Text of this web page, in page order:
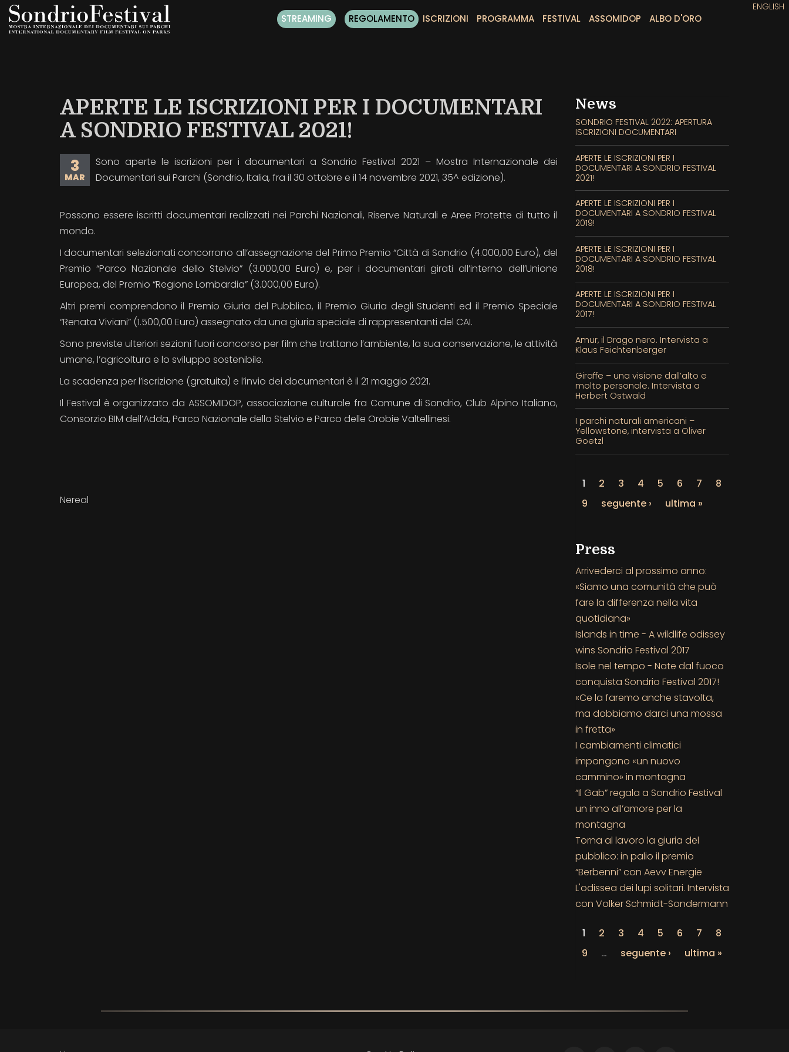
Salta
STREAMING REGOLAMENTO ISCRIZIONI PROGRAMMA FESTIVAL ASSOMIDOP ALBO D'ORO
ENGLISH
APERTE LE ISCRIZIONI PER I DOCUMENTARI
A SONDRIO FESTIVAL 2021!
3
MAR
Sono aperte le iscrizioni per i documentari a Sondrio Festival 2021 – Mostra Internazionale dei
Documentari sui Parchi (Sondrio, Italia, fra il 30 ottobre e il 14 novembre 2021, 35^ edizione).
Possono essere iscritti documentari realizzati nei Parchi Nazionali, Riserve Naturali e Aree Protette di tutto il
mondo.
I documentari selezionati concorrono all’assegnazione del Primo Premio “Città di Sondrio (4.000,00 Euro), del
Premio “Parco Nazionale dello Stelvio” (3.000,00 Euro) e, per i documentari girati all’interno dell’Unione
Europea, del Premio “Regione Lombardia” (3.000,00 Euro).
Altri premi comprendono il Premio Giuria del Pubblico, il Premio Giuria degli Studenti ed il Premio Speciale
“Renata Viviani” (1.500,00 Euro) assegnato da una giuria speciale di rappresentanti del CAI.
Sono previste ulteriori sezioni fuori concorso per film che trattano l’ambiente, la sua conservazione, le attività
umane, l’agricoltura e lo sviluppo sostenibile.
La scadenza per l’iscrizione (gratuita) e l’invio dei documentari è il 21 maggio 2021.
Il Festival è organizzato da ASSOMIDOP, associazione culturale fra Comune di Sondrio, Club Alpino Italiano,
Consorzio BIM dell’Adda, Parco Nazionale dello Stelvio e Parco delle Orobie Valtellinesi.
Nereal
News
SONDRIO FESTIVAL 2022: APERTURA
ISCRIZIONI DOCUMENTARI
APERTE LE ISCRIZIONI PER I
DOCUMENTARI A SONDRIO FESTIVAL
2021!
APERTE LE ISCRIZIONI PER I
DOCUMENTARI A SONDRIO FESTIVAL
2019!
APERTE LE ISCRIZIONI PER I
DOCUMENTARI A SONDRIO FESTIVAL
2018!
APERTE LE ISCRIZIONI PER I
DOCUMENTARI A SONDRIO FESTIVAL
2017!
Amur, il Drago nero. Intervista a
Klaus Feichtenberger
Giraffe – una visione dall’alto e
molto personale. Intervista a
Herbert Ostwald
I parchi naturali americani –
Yellowstone, intervista a Oliver
Goetzl
1 2 3 4 5 6 7
8
9
seguente › ultima »
Press
Arrivederci al prossimo anno:
«Siamo una comunità che può
fare la differenza nella vita
quotidiana»
Islands in time - A wildlife odissey
wins Sondrio Festival 2017
Isole nel tempo - Nate dal fuoco
conquista Sondrio Festival 2017!
«Ce la faremo anche stavolta,
ma dobbiamo darci una mossa
in fretta»
I cambiamenti climatici
impongono «un nuovo
cammino» in montagna
“Il Gab” regala a Sondrio Festival
un inno all’amore per la
montagna
Torna al lavoro la giuria del
pubblico: in palio il premio
“Berbenni” con Aevv Energie
L'odissea dei lupi solitari. Intervista
con Volker Schmidt-Sondermann
1 2 3 4 5 6 7
8
9
… seguente › ultima »